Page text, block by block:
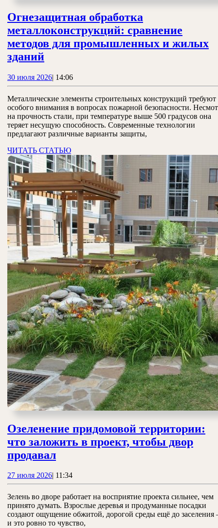
Огнезащитная обработка
металлоконструкций: сравнение
методов для промышленных и жилых
зданийОгнезащитная
металлоконструкций:
сравнение
методов
для
промышленных
и
жилых
зданий
30 июля 202630
июля
| 14:06
Металлические элементы строительных конструкций требуют
особого внимания в вопросах пожарной безопасности.
на прочность стали, при температуре выше 500 градусов она
теряет несущую способность. Современные технологии
предлагают различные варианты защиты,
ЧИТАТЬ СТАТЬЮЧИТАТЬ
СТАТЬЮ
Озеленение придомовой территории:
что заложить в проект, чтобы двор
продавалОзеленение
территории:
что
заложить
в
27 июля 202627
июля
| 11:34
Зелень во дворе работает на восприятие проекта сильнее, чем
принято думать. Взрослые деревья и продуманные посадки
создают ощущение обжитой, дорогой среды ещё до
и это ровно то чувство,